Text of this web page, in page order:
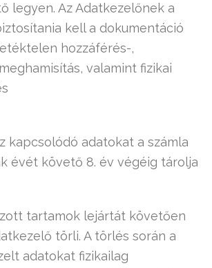
legyen. Az Adatkezelőnek a
kell a dokumentáció
hozzáférés-,
valamint fizikai
kapcsolódó adatokat a számla
évét követő 8. év végéig tárolja
tartamok lejártát követően
törli. A törlés során a
adatokat fizikailag